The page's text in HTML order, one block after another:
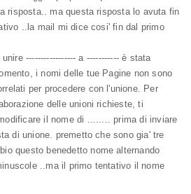
risposta.. ma questa risposta lo avuta fin
..la mail mi dice cosi' fin dal primo
unire ----------------- a ----------- è stata
i nomi delle tue Pagine non sono
per procedere con l'unione. Per
delle unioni richieste, ti
il nome di ........ prima di inviare
di unione. premetto che sono gia' tre
questo benedetto nome alternando
..ma il primo tentativo il nome